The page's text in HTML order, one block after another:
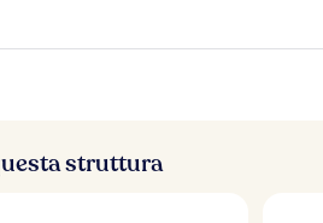
struttura